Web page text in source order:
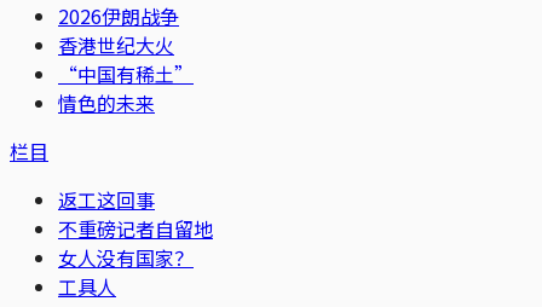
2026伊朗战争
香港世纪大火
“中国有稀土”
情色的未来
栏目
返工这回事
不重磅记者自留地
女人没有国家？
工具人